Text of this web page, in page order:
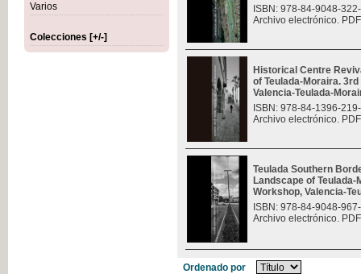
Varios
Colecciones [+/-]
ISBN: 978-84-9048-
Archivo electrónico.
Historical Centre
of Teulada-Moraira.
Valencia-Teulada-
ISBN: 978-84-1396-
Archivo electrónico.
Teulada Southern
Landscape of
Workshop, Valencia-
ISBN: 978-84-9048-
Archivo electrónico.
Ordenado por